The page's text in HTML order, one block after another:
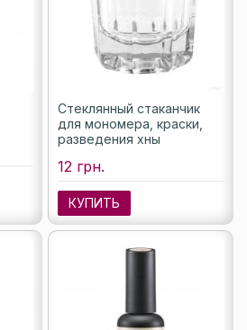
Стеклянный стаканчик
для мономера, краски,
разведения хны
12 грн.
КУПИТЬ